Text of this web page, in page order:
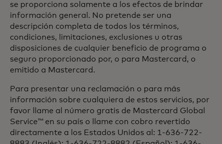
se proporciona solamente a los efectos de brindar
información general. No pretende ser una
descripción completa de todos los términos,
condiciones, limitaciones, exclusiones u otras
disposiciones de cualquier beneficio de programa o
seguro proporcionado por, o para Mastercard, o
emitido a Mastercard.
Para presentar una reclamación o para más
información sobre cualquiera de estos servicios, por
favor llame al número gratis de Mastercard Global
Service™ en su país o llame con cobro revertido
directamente a los Estados Unidos al: 1-636-722-